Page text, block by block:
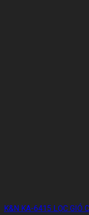
K&N KA-6415 LỌC GIÓ